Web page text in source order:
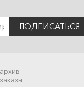
ПОДПИСАТЬСЯ
архив
заказы